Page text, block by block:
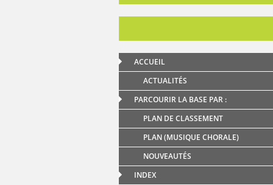
ACCUEIL
ACTUALITÉS
PARCOURIR LA BASE PAR :
PLAN DE CLASSEMENT
PLAN (MUSIQUE CHORALE)
NOUVEAUTÉS
INDEX